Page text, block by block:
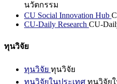
นวัตกรรม
CU Social Innovation Hub
CU-Daily Research CU-
ทุนวิจัย
ทุนวิจัย ทุนวิจัย
ทุนวิจัยในประเทศ ทุนวิจัย